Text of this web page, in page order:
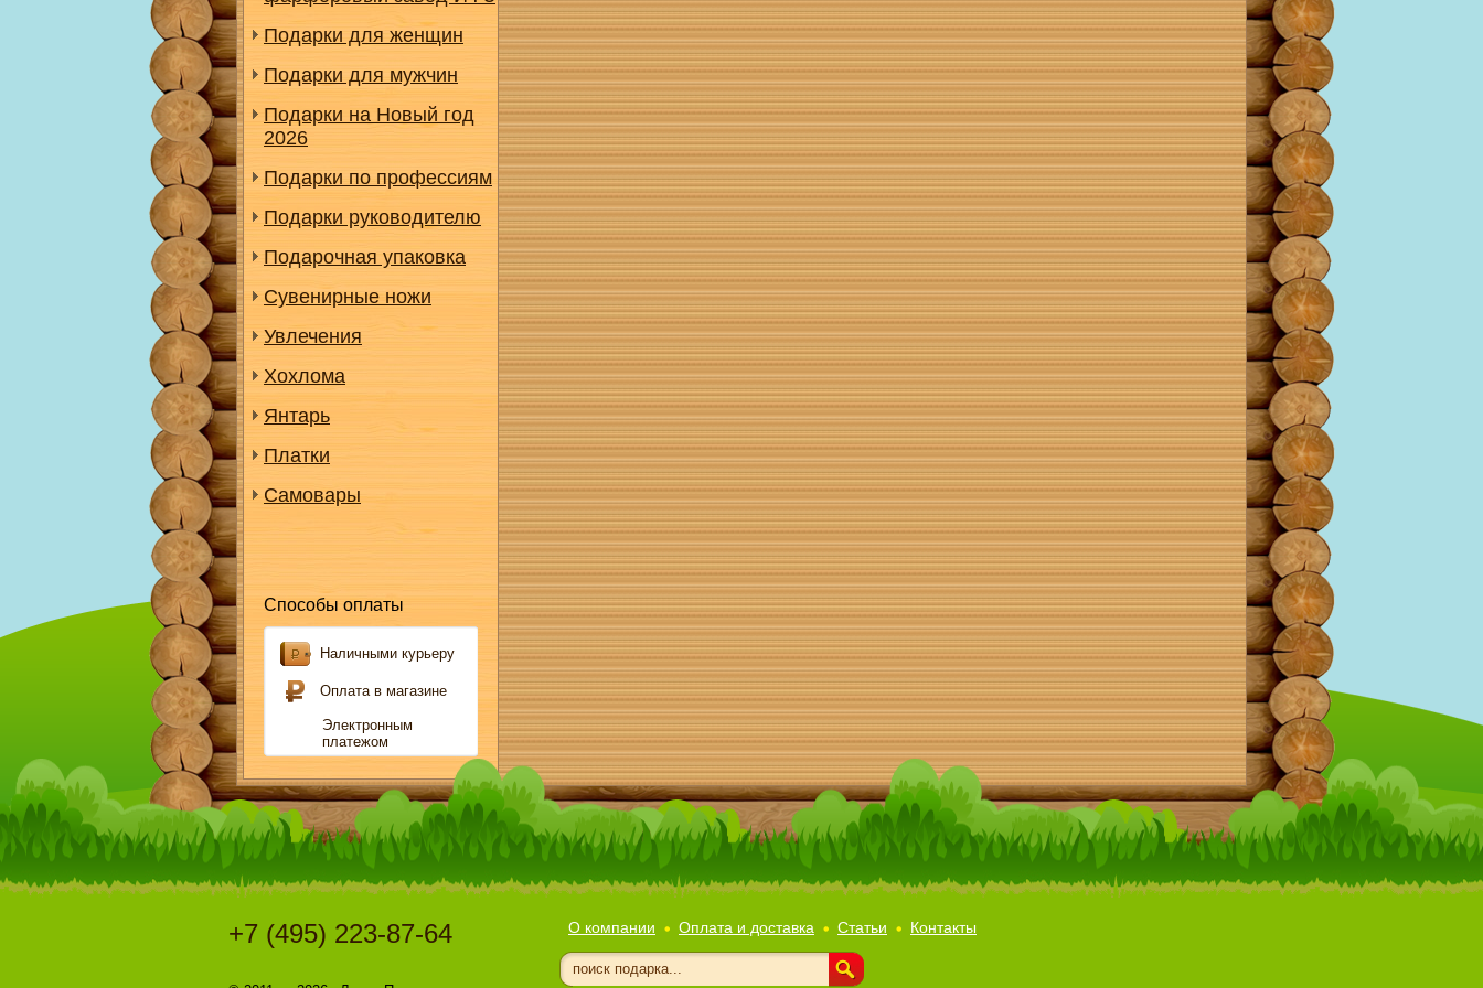
Подарки для женщин
Подарки для мужчин
Подарки на Новый год
2026
Подарки по профессиям
Подарки руководителю
Подарочная упаковка
Сувенирные ножи
Увлечения
Хохлома
Янтарь
Платки
Самовары
Способы оплаты
Наличными курьеру
Оплата в магазине
Электронным
платежом
О компании Оплата и доставка Статьи Контакты
+7 (495) 223-87-64